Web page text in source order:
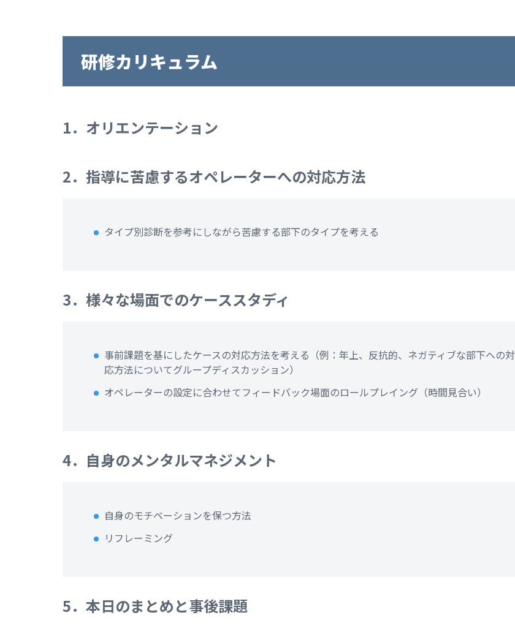
研修カリキュラム
1．オリエンテーション
2．指導に苦慮するオペレーターへの対応方法
タイプ別診断を参考にしながら苦慮する部下のタイプを考える
3．様々な場面でのケーススタディ
事前課題を基にしたケースの対応方法を考える（例：年上、反抗的、ネガティブな部下への対
応方法についてグループディスカッション）
オペレーターの設定に合わせてフィードバック場面のロールプレイング（時間見合い）
4．自身のメンタルマネジメント
自身のモチベーションを保つ方法
リフレーミング
5．本日のまとめと事後課題